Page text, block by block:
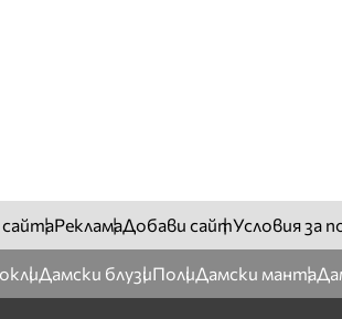
сайтаРекламаДобави сайтУсловия за
Дамски блузиПолиДамски манта